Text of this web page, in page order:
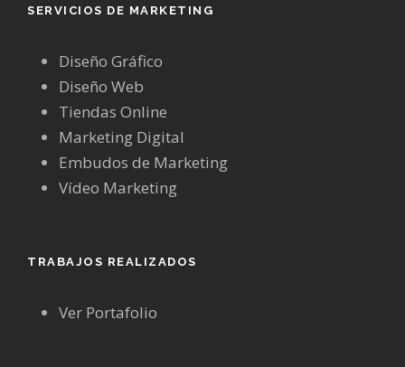
SERVICIOS DE MARKETING
Diseño Gráfico
Diseño Web
Tiendas Online
Marketing Digital
Embudos de Marketing
Vídeo Marketing
TRABAJOS REALIZADOS
Ver Portafolio